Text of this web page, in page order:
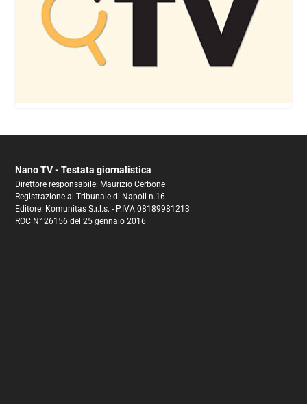
Nano TV - Testata giornalistica
Direttore responsabile: Maurizio Cerbone
Registrazione al Tribunale di Napoli n.16
Editore: Komunitas S.r.l.s. - P.IVA 08189981213
ROC N° 26156 del 25 gennaio 2016